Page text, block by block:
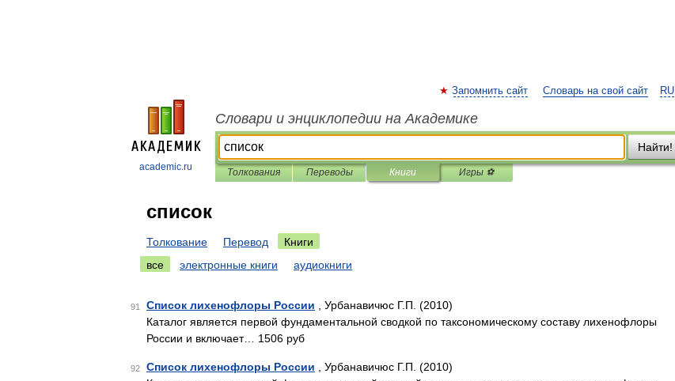
academic.ru
RU
Запомнить сайт Словарь на свой сайт
Словари и энциклопедии на Академике
Найти!
Толкования Переводы Книги Игры ⚽
список
Толкование Перевод
Книги
все
электронные книги аудиокниги
91 Список лихенофлоры России , Урбанавичюс Г.П. (2010)
Каталог является первой фундаментальной сводкой по таксономическому составу лихенофлоры
России и включает… 1506 руб
92 Список лихенофлоры России , Урбанавичюс Г.П. (2010)